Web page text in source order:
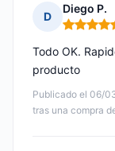
D
Diego P.
Nota: 5
Publicado el 06/
tras una compra
Todo OK.
producto